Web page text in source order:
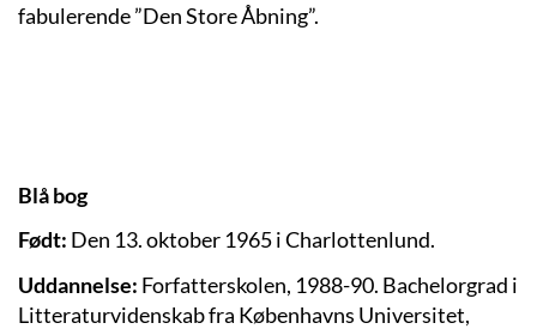
fabulerende ”Den Store Åbning”.
Blå bog
Født: Den 13. oktober 1965 i Charlottenlund.
Uddannelse: Forfatterskolen, 1988-90. Bachelorgrad i
Litteraturvidenskab fra Københavns Universitet,